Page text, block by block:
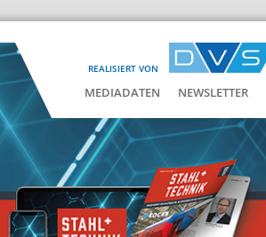
REALISIERT VON
MEDIADATEN NEWSLETTER